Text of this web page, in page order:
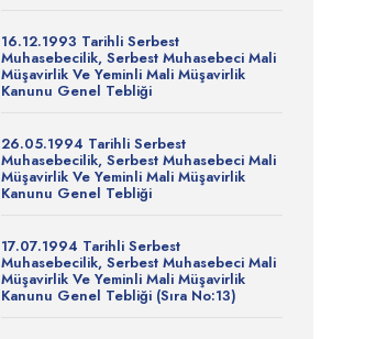
16.12.1993 Tarihli Serbest
Muhasebecilik, Serbest Muhasebeci Mali
Müşavirlik Ve Yeminli Mali Müşavirlik
Kanunu Genel Tebliği
26.05.1994 Tarihli Serbest
Muhasebecilik, Serbest Muhasebeci Mali
Müşavirlik Ve Yeminli Mali Müşavirlik
Kanunu Genel Tebliği
17.07.1994 Tarihli Serbest
Muhasebecilik, Serbest Muhasebeci Mali
Müşavirlik Ve Yeminli Mali Müşavirlik
Kanunu Genel Tebliği (Sıra No:13)